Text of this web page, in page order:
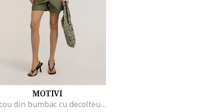
MOTIVI
Tricou din bumbac cu decolteu la baza gatului, Negru